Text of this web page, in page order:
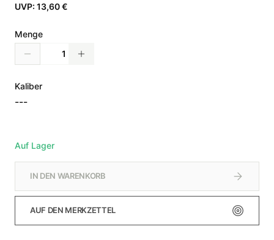
UVP: 13,60 €
Menge
Kaliber
---
Auf Lager
IN DEN WARENKORB
AUF DEN MERKZETTEL